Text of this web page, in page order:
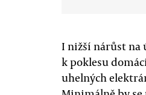
I nižší nárůst na
k poklesu
uhelných